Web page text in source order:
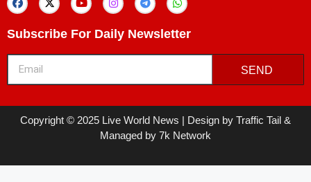
Subscribe For Daily Newsletter
SEND
Copyright © 2025 Live World News | Design by Traffic Tail &
Managed by 7k Network